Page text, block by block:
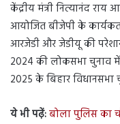
केंद्रीय मंत्री नित्यानंद
आयोजित बीजेपी के
आरजेडी और जेडीयू की
2024 की लोकसभा चुनाव
2025 के बिहार विधानसभा
ये भी पढ़ें:बोला पुलिस का